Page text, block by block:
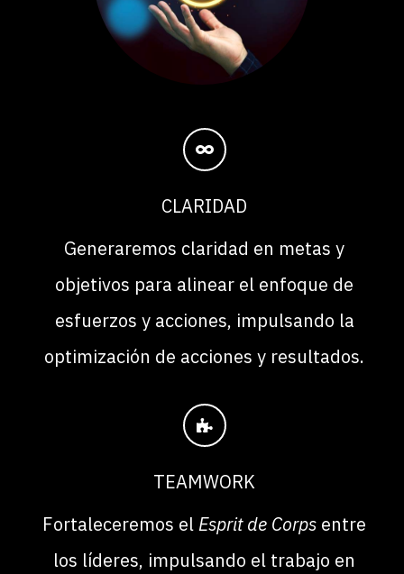
CLARIDAD
Generaremos claridad en metas y
objetivos para alinear el enfoque de
esfuerzos y acciones, impulsando la
optimización de acciones y resultados.
TEAMWORK
Fortaleceremos elEsprit de Corps entre
los líderes, impulsando el trabajo en